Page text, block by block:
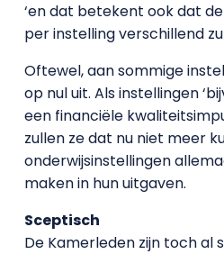
‘en dat betekent ook dat
per instelling verschillend
Oftewel, aan sommige
op nul uit. Als instellingen
een financiële
zullen ze dat nu niet meer
onderwijsinstellingen
maken in hun uitgaven.
Sceptisch
De Kamerleden zijn toch al